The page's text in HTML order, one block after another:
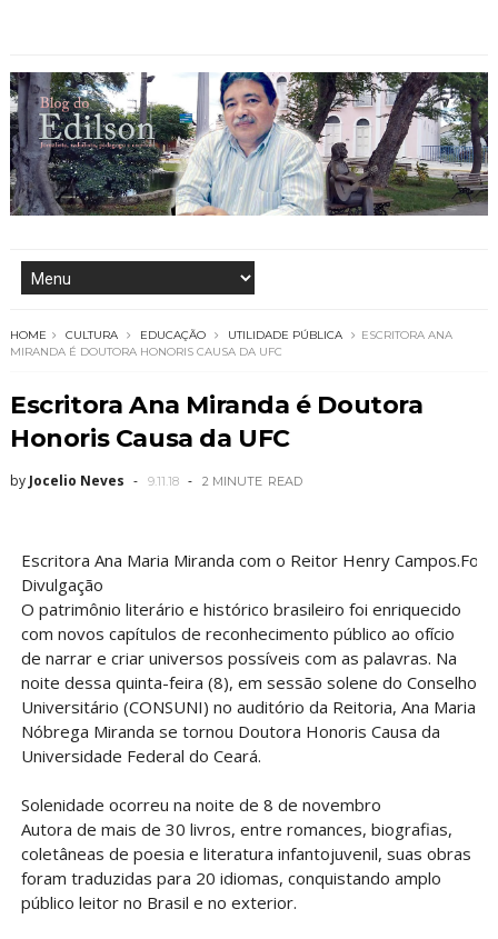
HOME CULTURA EDUCAÇÃO UTILIDADE PÚBLICA
ESCRITORA ANA
MIRANDA É DOUTORA HONORIS CAUSA DA UFC
Escritora Ana Miranda é Doutora
Honoris Causa da UFC
by Jocelio Neves 9.11.18 2 MINUTE READ
Escritora Ana Maria Miranda com o Reitor Henry
Divulgação
O patrimônio literário e histórico brasileiro foi enriquecido
com novos capítulos de reconhecimento público ao ofício
de narrar e criar universos possíveis com as palavras. Na
noite dessa quinta-feira (8), em sessão solene do Conselho
Universitário (CONSUNI) no auditório da Reitoria, Ana Maria
Nóbrega Miranda se tornou Doutora Honoris Causa da
Universidade Federal do Ceará.
Solenidade ocorreu na noite de 8 de novembro
Autora de mais de 30 livros, entre romances, biografias,
coletâneas de poesia e literatura infantojuvenil, suas obras
foram traduzidas para 20 idiomas, conquistando amplo
público leitor no Brasil e no exterior.